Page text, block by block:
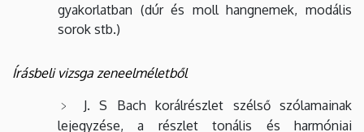
gyakorlatban (dúr és moll hangnemek, modális
sorok stb.)
Írásbeli vizsga zeneelméletből
J. S Bach korálrészlet szélső szólamainak
lejegyzése, a részlet tonális és harmóniai